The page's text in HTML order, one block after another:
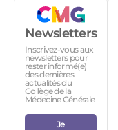
Newsletters
Inscrivez-vous aux
newsletters pour
rester informé(e)
des dernières
actualités du
Collège de la
Médecine Générale
Je